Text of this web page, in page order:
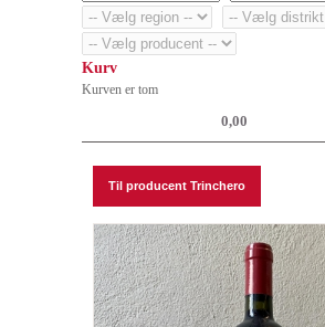
Kurv
Kurven er tom
0,00
Til producent Trinchero